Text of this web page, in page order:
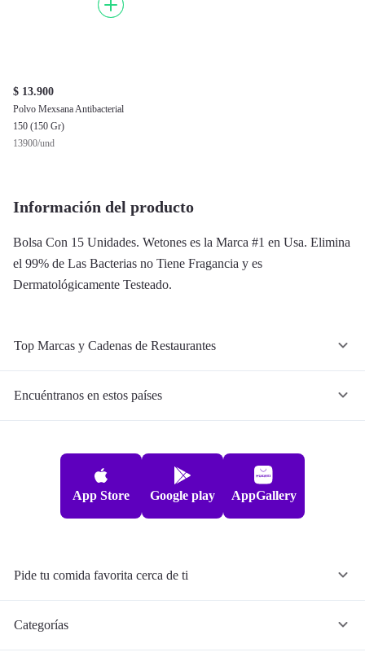
$ 13.900
Polvo Mexsana Antibacterial
150 (150 Gr)
13900/und
Información del producto
Bolsa Con 15 Unidades. Wetones es la Marca #1 en Usa. Elimina
el 99% de Las Bacterias no Tiene Fragancia y es
Dermatológicamente Testeado.
Top Marcas y Cadenas de Restaurantes
Encuéntranos en estos países
App Store Google play AppGallery
Pide tu comida favorita cerca de ti
Categorías